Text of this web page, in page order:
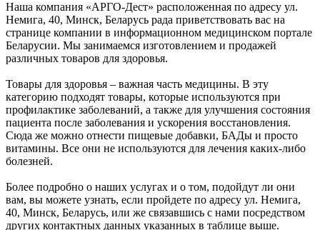
Наша компания «АРГО-Дест» расположенная по адресу ул.
Немига, 40, Минск, Беларусь рада приветствовать вас на
странице компании в информационном медицинском портале
Беларусии. Мы занимаемся изготовлением и продажей
различных товаров для здоровья.
Товары для здоровья – важная часть медицины. В эту
категорию подходят товары, которые используются при
профилактике заболеваний, а также для улучшения состояния
пациента после заболевания и ускорения восстановления.
Сюда же можно отнести пищевые добавки, БАДы и просто
витамины. Все они не используются для лечения каких-либо
болезней.
Более подробно о наших услугах и о том, подойдут ли они
вам, вы можете узнать, если пройдете по адресу ул. Немига,
40, Минск, Беларусь, или же связавшись с нами посредством
других контактных данных указанных в таблице выше.